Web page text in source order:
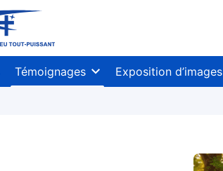
Témoignages Exposition d’images